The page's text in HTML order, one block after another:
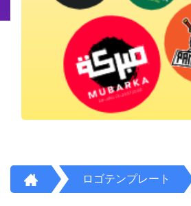
ロゴテンプレート